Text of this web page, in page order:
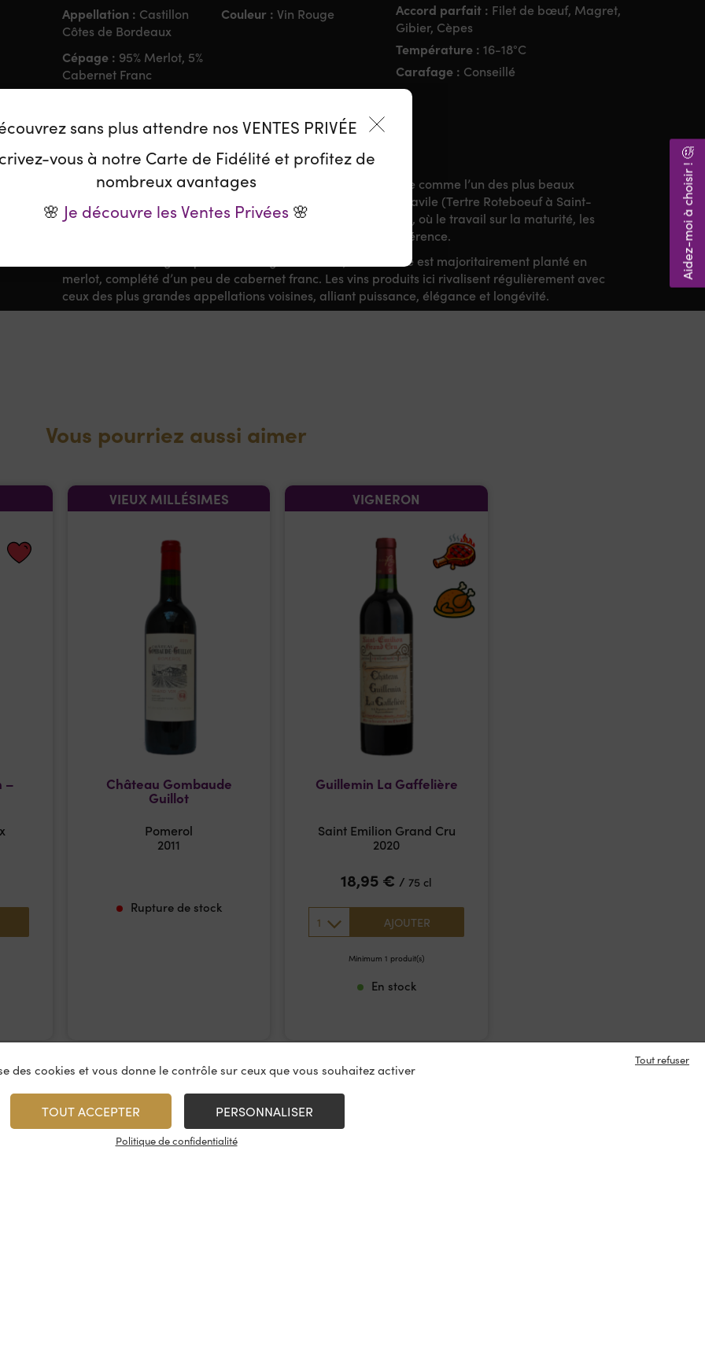
Appellation : Castillon
Côtes de Bordeaux
Couleur :Vin Rouge
Cépage : 95% Merlot, 5%
Cabernet Franc
Accord parfait : Filet de bœuf, Magret,
Gibier, Cèpes
Température : 16-18°C
Carafage : Conseillé
Le Domaine
L’Aurage, propriété de Caroline et Louis Mitjavile, se distingue comme l’un des plus beaux
fleurons de Castillon Côtes de Bordeaux. Fils de François Mitjavile (Tertre Roteboeuf à Saint-
Émilion), Louis a hérité d’une approche très qualitative du vin, où le travail sur la maturité, les
vinifications précises et les élevages soignés font toute la différence.
Installé sur un magnifique coteau argilo-calcaire, le domaine est majoritairement planté en
merlot, complété d’un peu de cabernet franc. Les vins produits ici rivalisent régulièrement avec
ceux des plus grandes appellations voisines, alliant puissance, élégance et longévité.
Vous pourriez aussi aimer
–
VIEUX MILLÉSIMES
Château Gombaude
Guillot
Pomerol
2011
Rupture de stock
VIGNERON
Guillemin La Gaffelière
Saint Emilion Grand Cru
2020
18,95 € / 75 cl
1 AJOUTER
Minimum 1 produit(s)
En stock
Aidez-moi à choisir ! 🤔
sans plus attendre nos VENTES PRIVÉES
vous à notre Carte de Fidélité et profitez de
nombreux avantages
🌸 Je découvre les Ventes Privées 🌸
des cookies et vous donne le contrôle sur ceux que vous souhaitez activer
TOUT ACCEPTER
Tout refuser
PERSONNALISER
Politique de confidentialité